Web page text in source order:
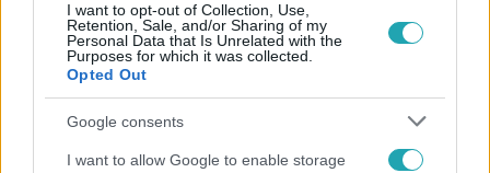
I want to opt-out of Collection, Use,
Retention, Sale, and/or Sharing of my
Personal Data that Is Unrelated with the
Purposes for which it was collected.
Opted Out
Google consents
I want to allow Google to enable storage